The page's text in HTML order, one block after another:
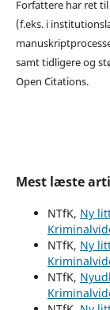
Forfattere har ret
(f.eks. i
samt tidligere og
Open Citations.
Mest læste
NTfK, Ny
NTfK, Ny
NTfK,